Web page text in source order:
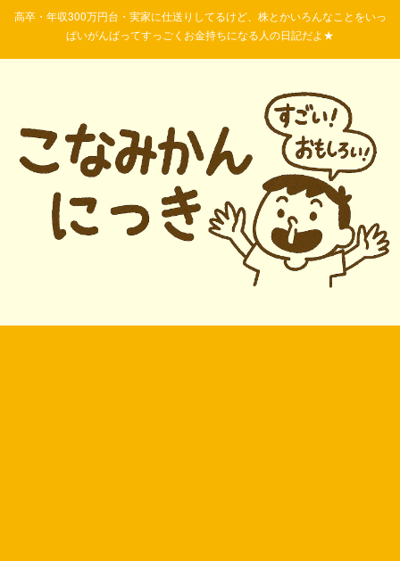
高卒・年収300万円台・実家に仕送りしてるけど、株とかいろんなことをいっ
ぱいがんばってすっごくお金持ちになる人の日記だよ★